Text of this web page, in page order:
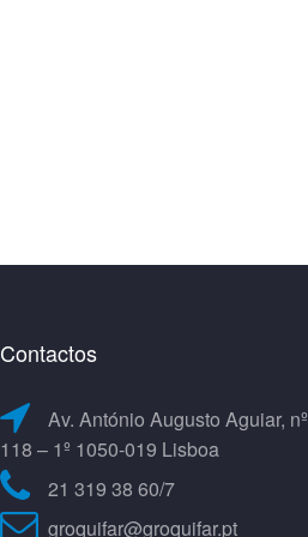
Contactos
Av. António Augusto Aguiar, nº
118 – 1º 1050-019 Lisboa
21 319 38 60/7
groquifar@groquifar.pt